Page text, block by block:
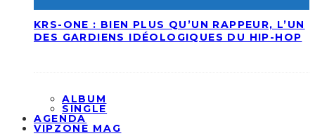
KRS-ONE : BIEN PLUS QU’UN RAPPEUR, L’UN
DES GARDIENS IDÉOLOGIQUES DU HIP-HOP
ALBUM
SINGLE
AGENDA
VIPZONE MAG